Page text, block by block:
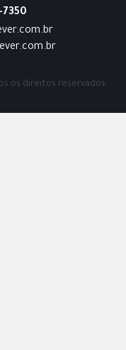
7350
os direitos reservados.